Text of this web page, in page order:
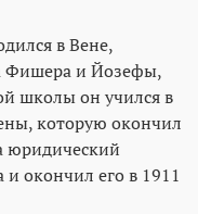
в Вене,
Фишера и Йозефы,
школы он учился в
которую окончил
юридический
и окончил его в 1911